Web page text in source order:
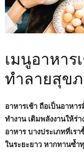
เมนูอาหาร
ทำลายสุข
อาหารเช้า ถือเป็นอาหา
ทำงาน เติมพลังงานให้ร่
อาหาร บางประเภทที่เร
ในระยะยาว หากทานซ้ำ